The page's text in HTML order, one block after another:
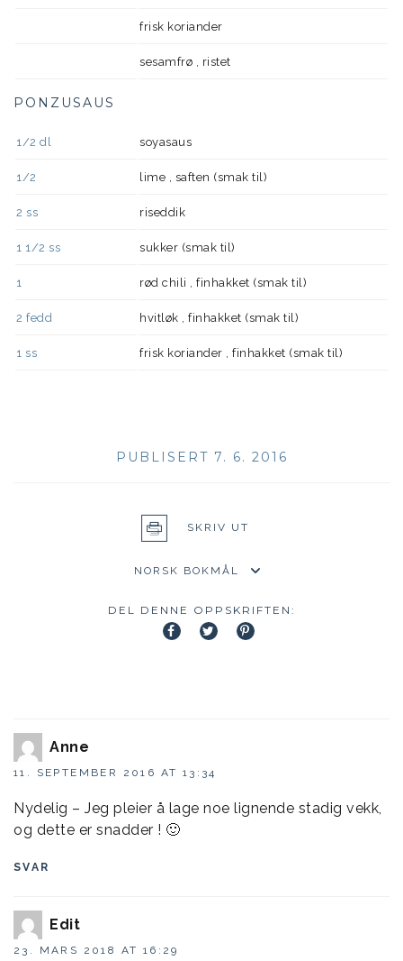
frisk koriander
sesamfrø , ristet
PONZUSAUS
1/2 dl soyasaus
1/2 lime , saften (smak til)
2 ss riseddik
1 1/2 ss sukker (smak til)
1 rød chili , finhakket (smak til)
2 fedd hvitløk , finhakket (smak til)
1 ss frisk koriander , finhakket (smak til)
PUBLISERT 7. 6. 2016
SKRIV UT
DEL DENNE OPPSKRIFTEN:
Anne
11. SEPTEMBER 2016 AT 13:34
Nydelig – Jeg pleier å lage noe lignende stadig vekk,
og dette er snadder ! 🙂
SVAR
Edit
23. MARS 2018 AT 16:29